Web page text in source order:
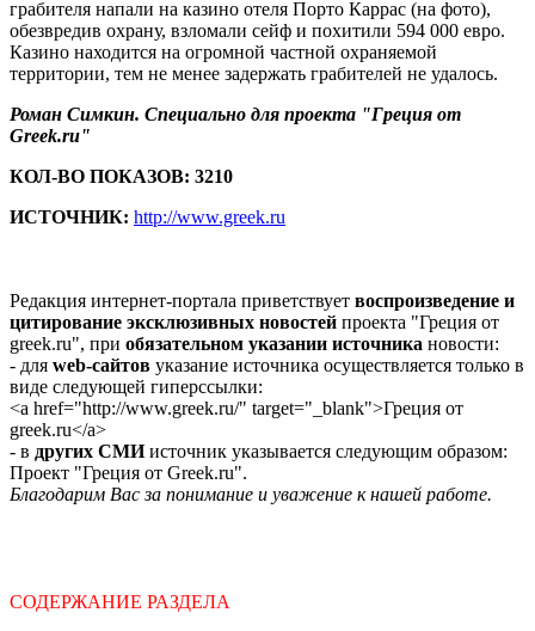
грабителя напали на казино отеля Порто Каррас (на фото),
обезвредив охрану, взломали сейф и похитили 594 000 евро.
Казино находится на огромной частной охраняемой
территории, тем не менее задержать грабителей не удалось.
Роман Симкин. Специально для проекта "Греция от
Greek.ru"
КОЛ-ВО ПОКАЗОВ: 3210
ИСТОЧНИК: http://www.greek.ru
Редакция интернет-портала приветствует воспроизведение и
цитирование эксклюзивных новостей проекта "Греция от
greek.ru", при обязательном указании источника новости:
- для web-сайтов указание источника осуществляется только в
виде следующей гиперссылки:
<a href="http://www.greek.ru/" target="_blank">Греция от
greek.ru</a>
- в других СМИисточник указывается следующим образом:
Проект "Греция от Greek.ru".
Благодарим Вас за понимание и уважение к нашей работе.
СОДЕРЖАНИЕ РАЗДЕЛА